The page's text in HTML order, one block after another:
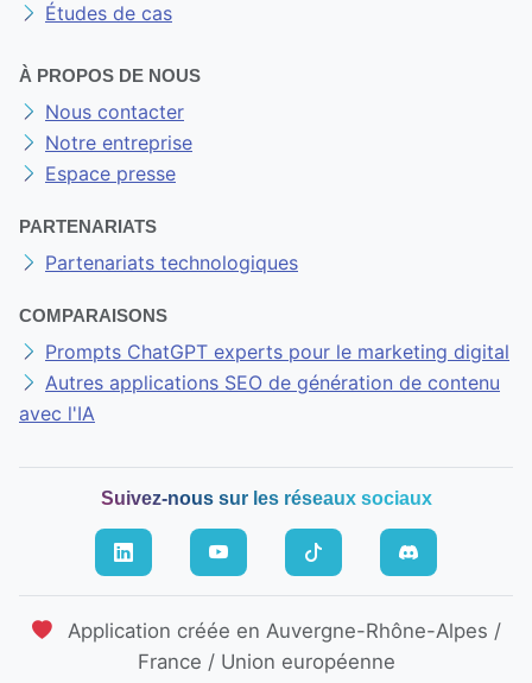
Études de cas
À PROPOS DE NOUS
Nous contacter
Notre entreprise
Espace presse
PARTENARIATS
Partenariats technologiques
COMPARAISONS
Prompts ChatGPT experts pour le marketing digital
Autres applications SEO de génération de contenu
avec l'IA
Suivez-nous sur les réseaux sociaux
Application créée en Auvergne-Rhône-Alpes /
France / Union européenne